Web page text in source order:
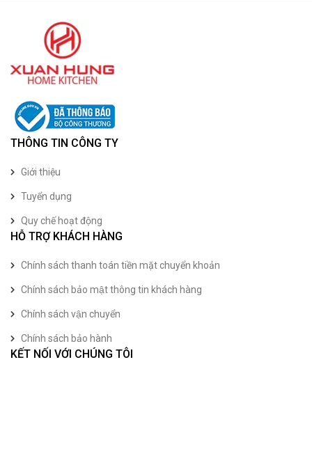
THÔNG TIN CÔNG TY
Giới thiệu
Tuyển dụng
Quy chế hoạt động
HỖ TRỢ KHÁCH HÀNG
Chính sách thanh toán tiền mặt chuyển khoản
Chính sách bảo mật thông tin khách hàng
Chính sách vận chuyển
Chính sách bảo hành
KẾT NỐI VỚI CHÚNG TÔI